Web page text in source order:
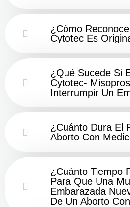
¿Cómo
Cytotec Es
¿Qué Sucede Si
Cytotec-
Interrumpir Un
¿Cuánto Dura El
Aborto Con
¿Cuánto Tiempo
Para Que Una
Embarazada
De Un Aborto